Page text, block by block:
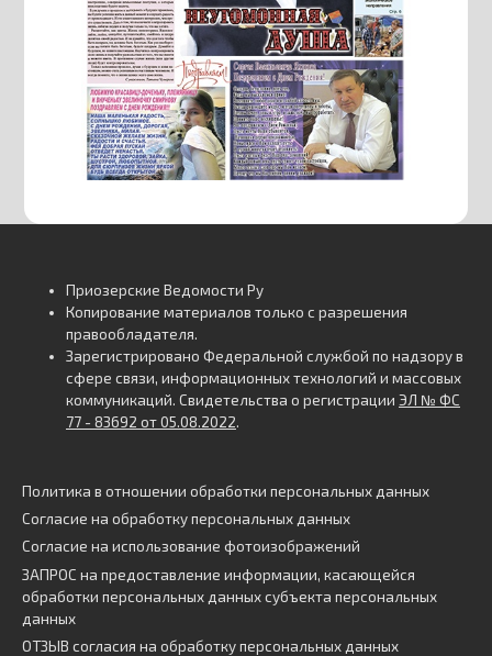
Приозерские Ведомости Ру
Копирование материалов только с разрешения
правообладателя.
Зарегистрировано Федеральной службой по надзору в
сфере связи, информационных технологий и массовых
коммуникаций. Свидетельства о регистрации ЭЛ № ФС
77 - 83692 от 05.08.2022.
Политика в отношении обработки персональных данных
Согласие на обработку персональных данных
Согласие на использование фотоизображений
ЗАПРОС на предоставление информации, касающейся
обработки персональных данных субъекта персональных
данных
ОТЗЫВ согласия на обработку персональных данных